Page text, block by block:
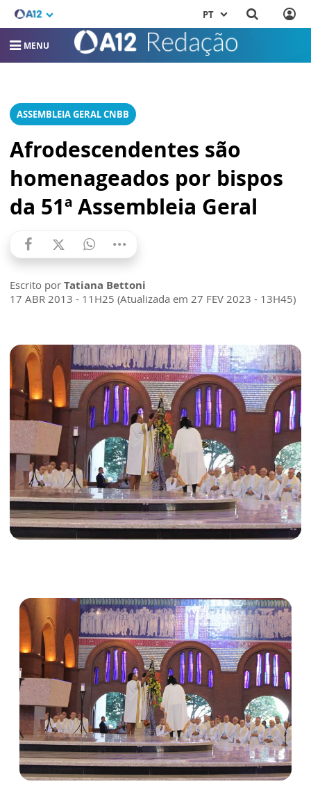
PT
MENU
ASSEMBLEIA GERAL CNBB
Afrodescendentes são
homenageados por bispos
da 51ª Assembleia Geral
Escrito por Tatiana Bettoni
17 ABR 2013 - 11H25 (Atualizada em 27 FEV 2023 - 13H45)